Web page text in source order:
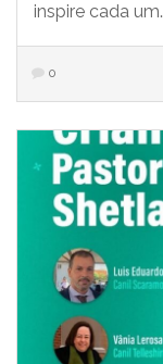
inspire cada
0